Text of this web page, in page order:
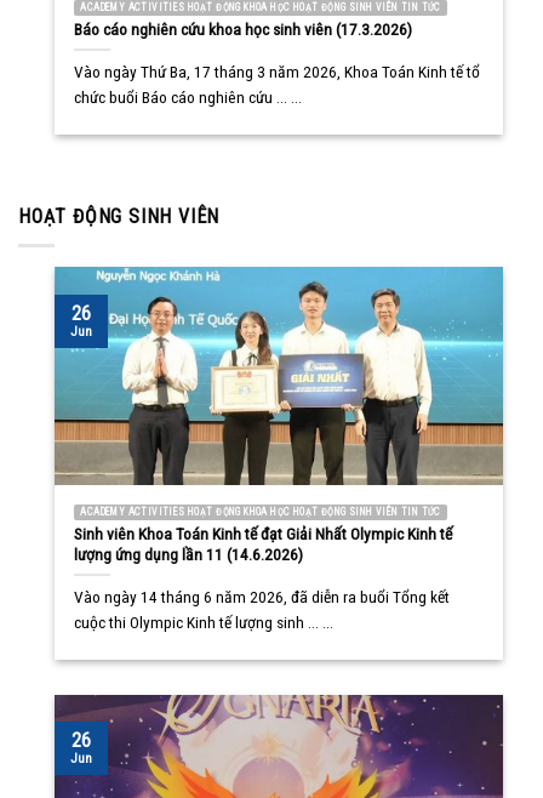
ACADEMY ACTIVITIES HOẠT ĐỘNG KHOA HỌC HOẠT ĐỘNG SINH VIÊN TIN TỨC
Báo cáo nghiên cứu khoa học sinh viên (17.3.2026)
Vào ngày Thứ Ba, 17 tháng 3 năm 2026, Khoa Toán Kinh tế tổ
chức buổi Báo cáo nghiên cứu ... ...
HOẠT ĐỘNG SINH VIÊN
ACADEMY ACTIVITIES HOẠT ĐỘNG KHOA HỌC HOẠT ĐỘNG SINH VIÊN TIN TỨC
Sinh viên Khoa Toán Kinh tế đạt Giải Nhất Olympic Kinh tế
lượng ứng dụng lần 11 (14.6.2026)
Vào ngày 14 tháng 6 năm 2026, đã diễn ra buổi Tổng kết
cuộc thi Olympic Kinh tế lượng sinh ... ...
26
Jun
26
Jun